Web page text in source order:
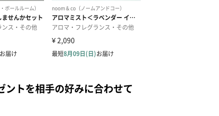
トを相手の好みに合わせて